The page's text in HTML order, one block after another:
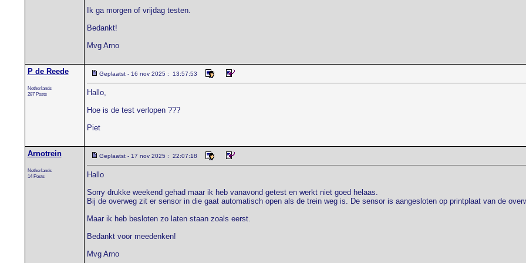
Ik ga morgen of vrijdag testen.
Bedankt!
Mvg Arno
P de Reede
Netherlands
287 Posts
Geplaatst - 16 nov 2025 : 13:57:53
Hallo,
Hoe is de test verlopen ???
Piet
Arnotrein
Netherlands
14 Posts
Geplaatst - 17 nov 2025 : 22:07:18
Hallo
Sorry drukke weekend gehad maar ik heb vanavond getest en werkt niet goed helaas.
Bij de overweg zit er sensor in die gaat automatisch open als de trein weg is. De sensor is aangesloten op printplaat van de
Maar ik heb besloten zo laten staan zoals eerst.
Bedankt voor meedenken!
Mvg Arno